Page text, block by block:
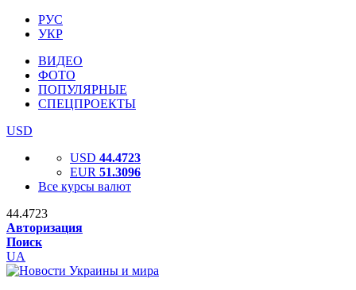
РУС
УКР
ВИДЕО
ФОТО
ПОПУЛЯРНЫЕ
СПЕЦПРОЕКТЫ
USD
USD 44.4723
EUR 51.3096
Все курсы валют
44.4723
Авторизация
Поиск
UA